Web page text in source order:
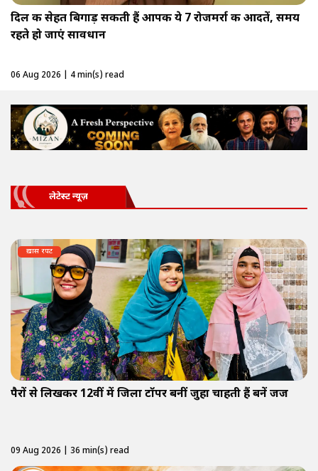
दिल की सेहत बिगाड़ सकती हैं आपकी ये 7 रोजमर्रा की आदतें, समय
रहते हो जाएं सावधान
06 Aug 2026 | 4 min(s) read
लेटेस्ट न्यूज़
ख़ास रपट
पैरों से लिखकर 12वीं में जिला टॉपर बनीं जुहा चाहती हैं बनें जज
09 Aug 2026 | 36 min(s) read